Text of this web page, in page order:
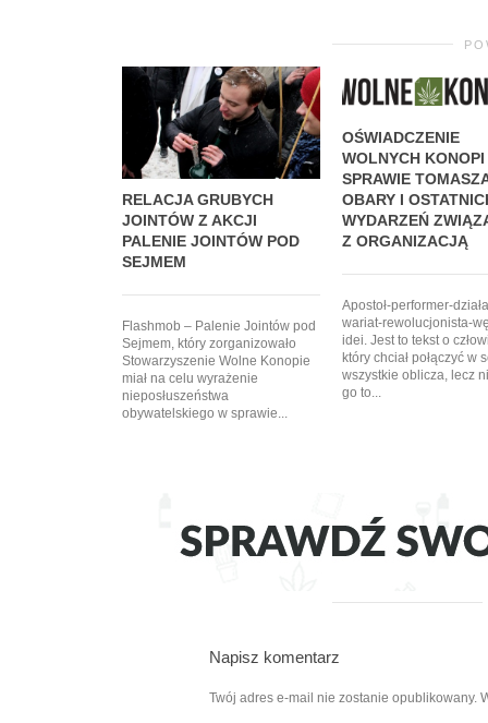
RELACJA GRUBYCH
JOINTÓW Z AKCJI
PALENIE JOINTÓW POD
SEJMEM
Flashmob – Palenie Jointów pod
Sejmem, który zorganizowało
Stowarzyszenie Wolne Konopie
miał na celu wyrażenie
nieposłuszeństwa
obywatelskiego w sprawie...
OŚWIADCZENIE
WOLNYCH KONOPI
SPRAWIE
OBARY I
WYDARZEŃ
Z ORGANIZACJĄ
Apostoł-performer-
wariat-rewolucjonista-
idei. Jest to tekst o
który chciał połączyć w
wszystkie oblicza, lecz
go to...
Napisz komentarz
Twój adres e-mail nie zostanie opublikowany.